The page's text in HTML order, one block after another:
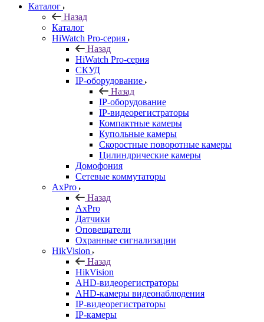
Каталог
Назад
Каталог
HiWatch Pro-серия
Назад
HiWatch Pro-серия
CКУД
IP-оборудование
Назад
IP-оборудование
IP-видеорегистраторы
Компактные камеры
Купольные камеры
Скоростные поворотные камеры
Цилиндрические камеры
Домофония
Сетевые коммутаторы
AxPro
Назад
AxPro
Датчики
Оповещатели
Охранные сигнализации
HikVision
Назад
HikVision
AHD-видеорегистраторы
AHD-камеры видеонаблюдения
IP-видеорегистраторы
IP-камеры